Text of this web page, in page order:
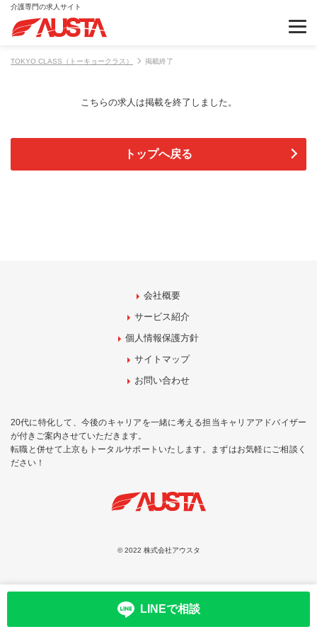
介護専門の求人サイト
TOKYO CLASS（トーキョークラス） 掲載終了
こちらの求人は掲載を終了しました。
トップへ戻る
LINEで相談
会社概要
サービス紹介
個人情報保護方針
サイトマップ
お問い合わせ
20代に特化して、今後のキャリアを一緒に考える担当キャリアアドバイザー
が付きご案内させていただきます。
転職と併せて上京もトータルサポートいたします。まずはお気軽にご相談く
ださい！
© 2022 株式会社アウスタ